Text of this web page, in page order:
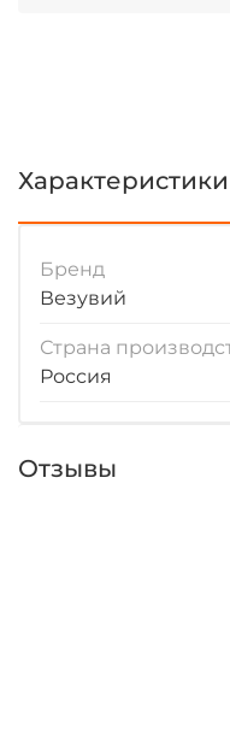
Характеристики
Бренд
Везувий
Страна
Россия
Отзывы